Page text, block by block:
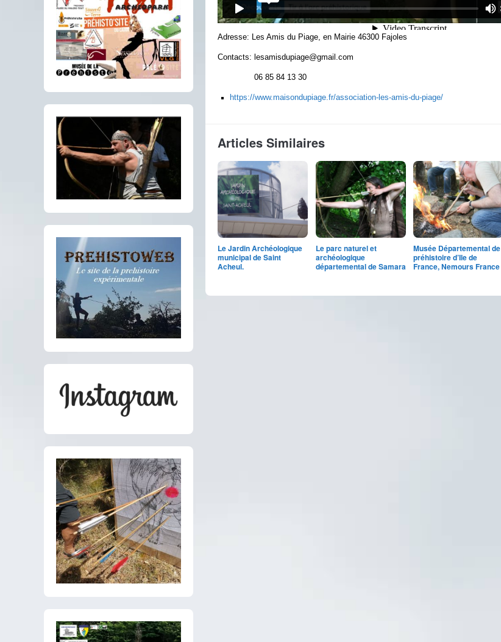
Adresse: Les Amis du Piage, en Mairie 46300 Fajoles
Contacts: lesamisdupiage@gmail.com
06 85 84 13 30
https://www.maisondupiage.fr/association-les-amis-du-piage/
Articles Similaires
Le Jardin Archéologique
municipal de Saint
Acheul.
Le parc naturel et
archéologique
départemental de Samara
Musée Départemental de
préhistoire d’Ile de
France, Nemours France